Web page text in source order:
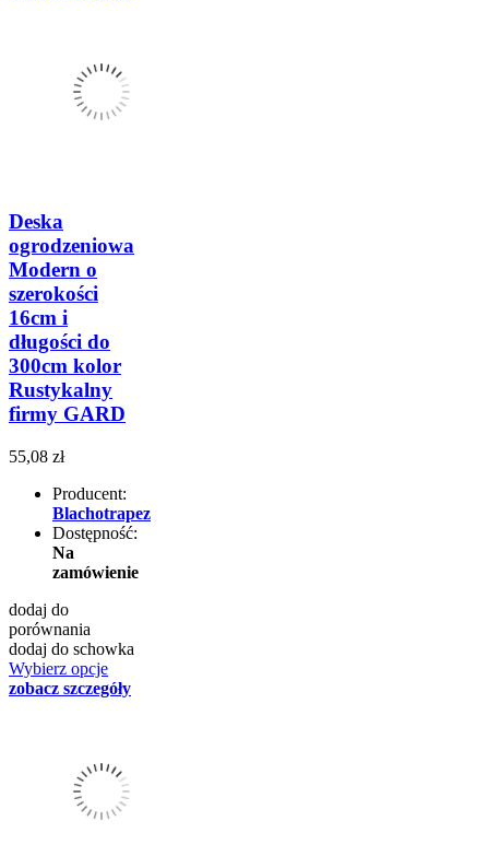
Deska
ogrodzeniowa
Modern o
szerokości
16cm i
długości do
300cm kolor
Rustykalny
firmy GARD
55,08 zł
Producent:
Blachotrapez
Dostępność:
Na
zamówienie
dodaj do
porównania
dodaj do schowka
Wybierz opcje
zobacz szczegóły